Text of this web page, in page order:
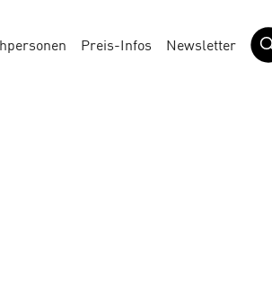
Preis-Infos Newsletter